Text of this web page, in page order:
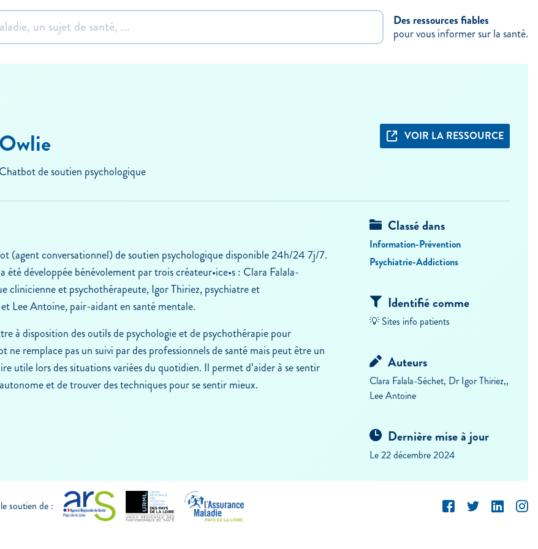
Des ressources fiables
pour vous informer sur la santé.
Owlie
Chatbot de soutien psychologique
VOIR LA RESSOURCE
(agent conversationnel) de soutien psychologique disponible 24h/24 7j/7.
été développée bénévolement par trois créateur•ice•s : Clara Falala-
clinicienne et psychothérapeute, Igor Thiriez, psychiatre et
Lee Antoine, pair-aidant en santé mentale.
à disposition des outils de psychologie et de psychothérapie pour
ne remplace pas un suivi par des professionnels de santé mais peut être un
utile lors des situations variées du quotidien. Il permet d’aider à se sentir
et de trouver des techniques pour se sentir mieux.
Classé dans
Information-Prévention
Psychiatrie-Addictions
Identifié comme
💡 Sites info patients
Auteurs
Clara Falala-Séchet, Dr Igor Thiriez,,
Lee Antoine
Dernière mise à jour
Le 22 décembre 2024
soutien de :